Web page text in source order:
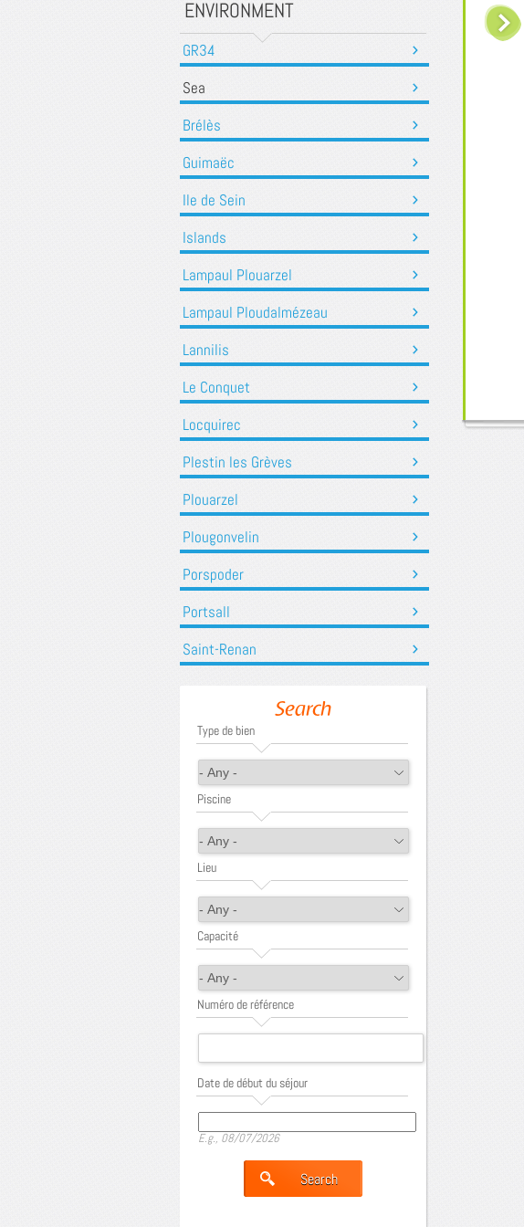
ENVIRONMENT
GR34
Sea
Brélès
Guimaëc
Ile de Sein
Islands
Lampaul Plouarzel
Lampaul Ploudalmézeau
Lannilis
Le Conquet
Locquirec
Plestin les Grèves
Plouarzel
Plougonvelin
Porspoder
Portsall
Saint-Renan
Search
Type de bien
Piscine
Lieu
Capacité
Numéro de référence
Date de début du séjour
Date
E.g., 08/07/2026